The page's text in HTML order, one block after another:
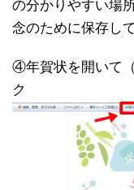
の分かりやすい場
念のために保存し
④年賀状を開いて
ク